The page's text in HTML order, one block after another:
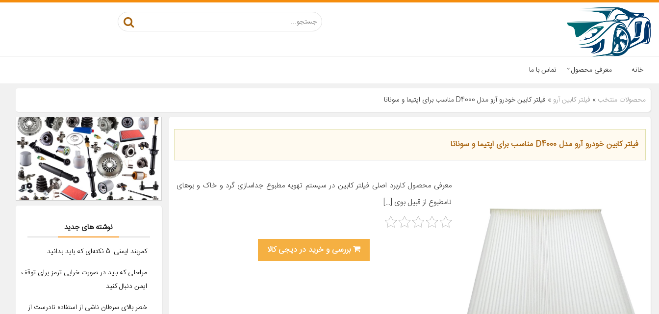
خانه معرفی محصول تماس با ما
محصولات منتخب » فیلتر کابین آرو» فیلتر کابین خودرو آرو مدل D4000 مناسب برای اپتیما و سوناتا
فیلتر کابین خودرو آرو مدل D4000 مناسب برای اپتیما و سوناتا
معرفی محصول کاربرد اصلی فیلتر کابین در سیستم تهویه مطبوع جداسازی گرد و خاک و بوهای
نامطبوع از قبیل بوی […]
بررسی و خرید در دیجی کالا
نوشته های جدید
کمربند ایمنی: 5 نکته‌ای که باید بدانید
مراحلی که باید در صورت خرابی ترمز برای توقف
ایمن دنبال کنید
خطر بالای سرطان ناشی از استفاده نادرست از